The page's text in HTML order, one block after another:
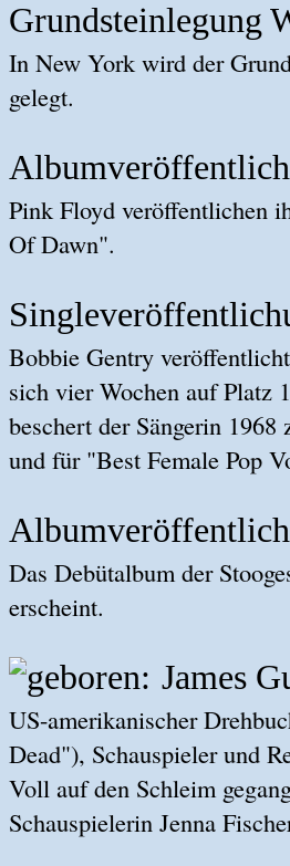
Grundsteinlegung
In New York wird der
gelegt.
Pink Floyd veröffentlichen
Of Dawn".
Bobbie Gentry
sich vier Wochen auf Platz
beschert der Sängerin
und für "Best Female Pop
Das Debütalbum der
erscheint.
James
US-amerikanischer
Dead"), Schauspieler und
Voll auf den Schleim
Schauspielerin Jenna